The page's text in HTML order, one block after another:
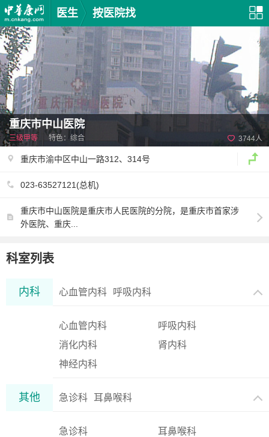
医生 按医院找
3744人
重庆市中山医院
三级甲等 特色：综合
重庆市渝中区中山一路312、314号
023-63527121(总机)
重庆市中山医院是重庆市人民医院的分院，是重庆市首家涉
外医院、重庆...
科室列表
内科 心血管内科 呼吸内科
心血管内科
呼吸内科
消化内科
肾内科
神经内科
其他 急诊科 耳鼻喉科
急诊科
耳鼻喉科